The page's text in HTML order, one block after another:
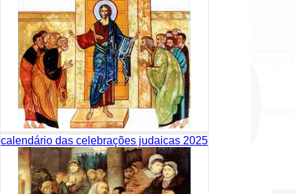
calendário das celebrações judaicas 2025